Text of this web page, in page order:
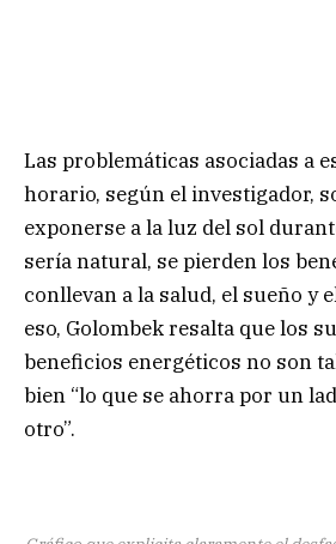
Las problemáticas asociadas a
horario, según el investigador,
exponerse a la luz del sol
sería natural, se pierden los
conllevan a la salud, el sueño y
eso, Golombek resalta que los
beneficios energéticos no son
bien “lo que se ahorra por un
otro”.